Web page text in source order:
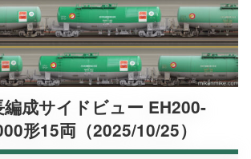
編成サイドビュー EH200-
形15両（2025/10/25）